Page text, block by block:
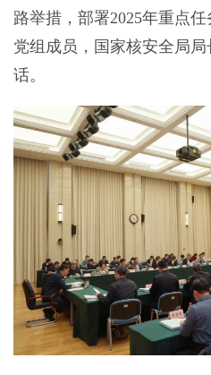
路举措，部署2025年重点任
党组成员，国家核安全局
话。